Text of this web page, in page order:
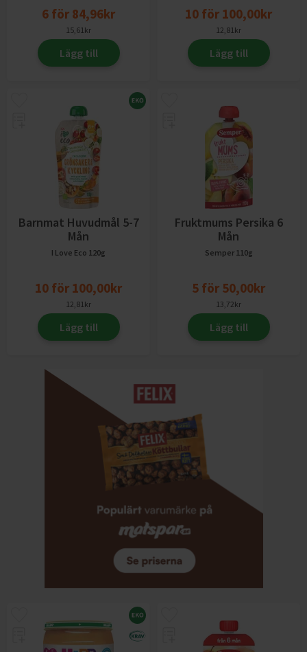
6 för 84,96kr
15,61kr
Lägg till
10 för 100,00kr
12,81kr
Lägg till
Barnmat Huvudmål 5-7
Mån
I Love Eco 120g
10 för 100,00kr
12,81kr
Lägg till
Fruktmums Persika 6
Mån
Semper 110g
5 för 50,00kr
13,72kr
Lägg till